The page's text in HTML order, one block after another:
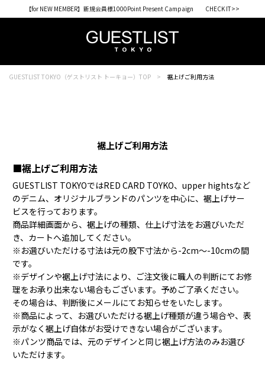
【for NEW MEMBER】新規会員様1000Point Present Campaign CHECK IT>>
GUESTLIST TOKYO（ゲストリスト トーキョー）TOP 裾上げご利用方法
裾上げご利用方法
■裾上げご利用方法
GUESTLIST TOKYOではRED CARD TOYKO、upper hightsなど
のデニム、オリジナルブランドのパンツを中心に、裾上げサー
ビスを行っております。
商品詳細画面から、裾上げの種類、仕上げ寸法をお選びいただ
き、カートへ追加してください。
※お選びいただける寸法は元の股下寸法から-2cm～-10cmの間
です。
※デザインや裾上げ寸法により、ご注文後に職人の判断にてお修
理をお承り出来ない場合もございます。予めご了承ください。
その場合は、判断後にメールにてお知らせをいたします。
※商品によって、お選びいただける裾上げ種類が違う場合や、表
示がなく裾上げ自体がお受けできない場合がございます。
※パンツ商品では、元のデザインと同じ裾上げ方法のみお選び
いただけます。